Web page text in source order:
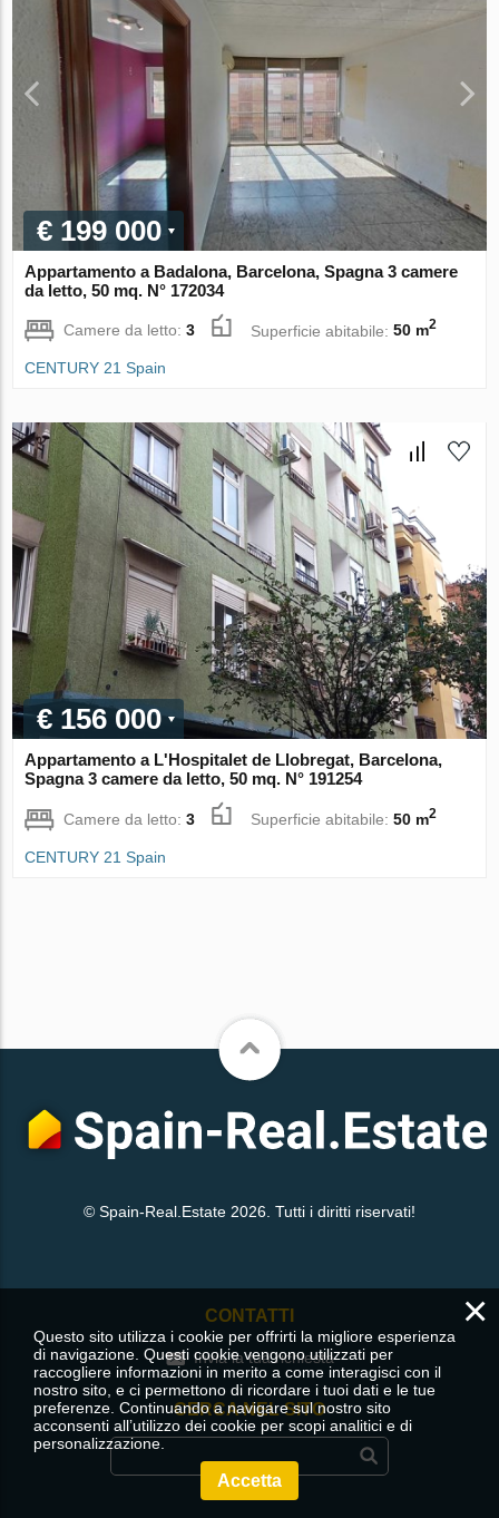
€ 199 000
Appartamento a Badalona, Barcelona, Spagna 3 camere
da letto, 50 mq. N° 172034
Camere da letto:3 Superficie abitabile:50 m2
CENTURY 21 Spain
€ 156 000
Appartamento a L'Hospitalet de Llobregat, Barcelona,
Spagna 3 camere da letto, 50 mq. N° 191254
Camere da letto:3 Superficie abitabile:50 m2
CENTURY 21 Spain
© Spain-Real.Estate 2026. Tutti i diritti riservati!
CONTATTI
Invia la tua richiesta
CERCA NEL SITO
×
Questo sito utilizza i cookie per offrirti la migliore esperienza
di navigazione. Questi cookie vengono utilizzati per
raccogliere informazioni in merito a come interagisci con il
nostro sito, e ci permettono di ricordare i tuoi dati e le tue
preferenze. Continuando a navigare sul nostro sito
acconsenti all’utilizzo dei cookie per scopi analitici e di
personalizzazione.
Accetta